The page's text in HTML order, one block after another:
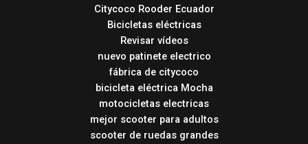
Citycoco Rooder Ecuador
Bicicletas eléctricas
Revisar vídeos
nuevo patinete electrico
fábrica de citycoco
bicicleta eléctrica Mocha
motocicletas electricas
mejor scooter para adultos
scooter de ruedas grandes